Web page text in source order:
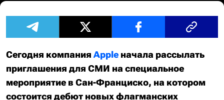
Сегодня компания Apple начала рассылать
приглашения для СМИ на специальное
мероприятие в Сан-Франциско, на котором
состоится дебют новых флагманских